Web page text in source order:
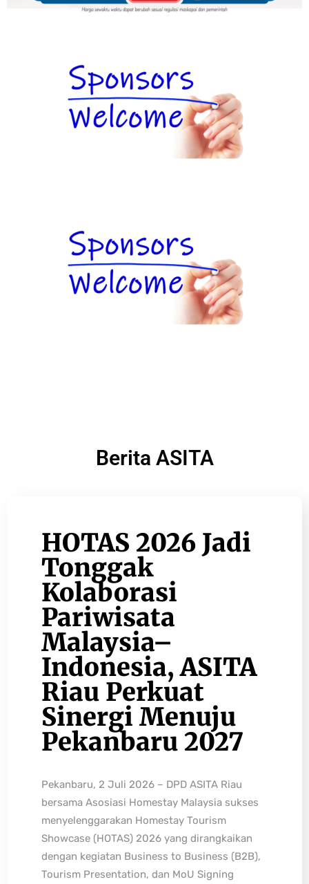
Berita ASITA
HOTAS 2026 Jadi
Tonggak
Kolaborasi
Pariwisata
Malaysia–
Indonesia, ASITA
Riau Perkuat
Sinergi Menuju
Pekanbaru 2027
Pekanbaru, 2 Juli 2026 – DPD ASITA Riau
bersama Asosiasi Homestay Malaysia sukses
menyelenggarakan Homestay Tourism
Showcase (HOTAS) 2026 yang dirangkaikan
dengan kegiatan Business to Business (B2B),
Tourism Presentation, dan MoU Signing